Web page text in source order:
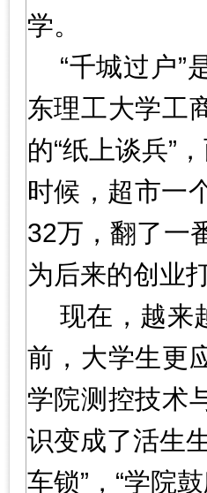
学。
“千城过户”
东理工大学工
的“纸上谈兵”
时候，超市一
32万，翻了一
为后来的创业
现在，越来
前，大学生更
学院测控技术
识变成了活生
车锁”，“学院